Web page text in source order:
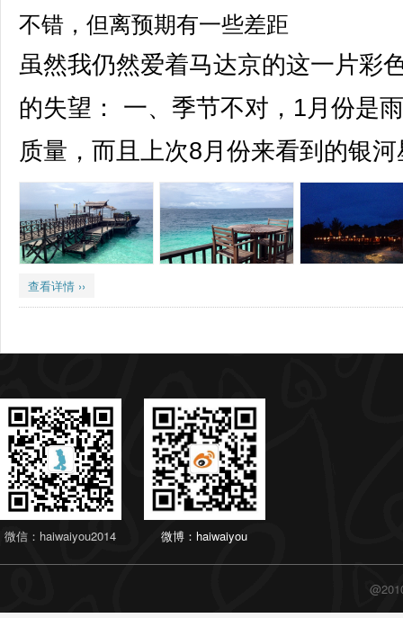
不错，但离预期有一些差距
虽然我仍然爱着马达京的这一片彩
的失望： 一、季节不对，1月份是
质量，而且上次8月份来看到的银
查看详情 ››
微信：haiwaiyou2014 微博：haiwaiyou